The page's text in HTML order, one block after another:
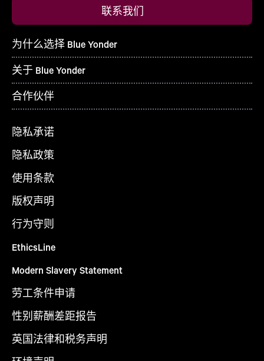
联系我们
为什么选择 Blue Yonder
关于 Blue Yonder
合作伙伴
隐私承诺
隐私政策
使用条款
版权声明
行为守则
EthicsLine
Modern Slavery Statement
劳工条件申请
性别薪酬差距报告
英国法律和税务声明